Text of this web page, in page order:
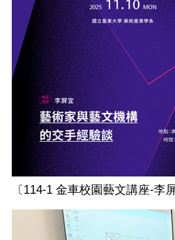
〔114-1 金車校園藝文講座-李